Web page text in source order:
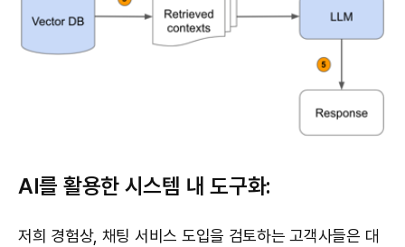
AI를 활용한 시스템 내 도구화:
저희 경험상, 채팅 서비스 도입을 검토하는 고객사들은 대